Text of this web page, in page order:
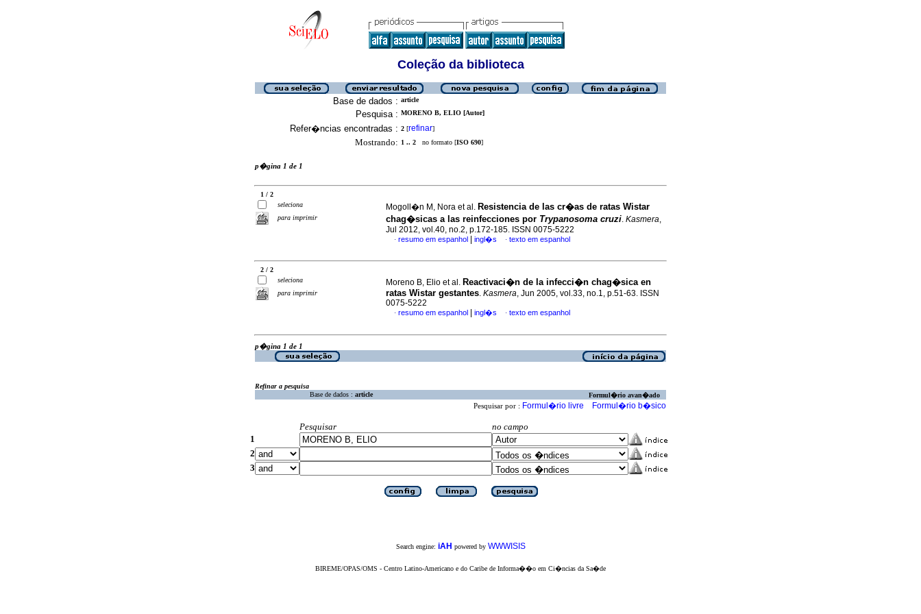
Coleção da biblioteca
Base de dados : article
Pesquisa : MORENO B, ELIO [Autor]
Refer�ncias encontradas : 2 [refinar]
Mostrando: 1 .. 2 no formato [ISO 690]
p�gina 1 de 1
1 / 2
seleciona
para imprimir
Mogoll�n M, Nora et al. Resistencia de las cr�as de ratas Wistar
chag�sicas a las reinfecciones por Trypanosoma cruzi. Kasmera,
Jul 2012, vol.40, no.2, p.172-185. ISSN 0075-5222
· resumo em espanhol ingl�s · texto em espanhol
2 / 2
seleciona
para imprimir
Moreno B, Elio et al. Reactivaci�n de la infecci�n chag�sica en
ratas Wistar gestantes. Kasmera, Jun 2005, vol.33, no.1, p.51-63. ISSN
0075-5222
· resumo em espanhol ingl�s · texto em espanhol
p�gina 1 de 1
Refinar a pesquisa
Base de dados : article Formul�rio avan�ado
Pesquisar por : Formul�rio livre Formul�rio b�sico
Pesquisar
no campo
1
2
3
Search engine: iAH powered by WWWISIS
BIREME/OPAS/OMS - Centro Latino-Americano e do Caribe de Informa��o em Ci�ncias da Sa�de